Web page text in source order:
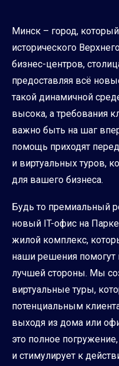
Минск – город,
исторического
бизнес-центров,
предоставляя всё
такой динамичной
высока, а требования
важно быть на шаг
помощь приходят
и виртуальных туров,
для вашего бизнеса.
Будь то премиальный
новый IT-офис на
жилой комплекс,
наши решения помогут
лучшей стороны. Мы
виртуальные туры,
потенциальным
выходя из дома или
это полное
и стимулирует к